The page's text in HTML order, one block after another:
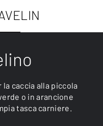
caccia alla piccola
o in arancione
tasca carniere.